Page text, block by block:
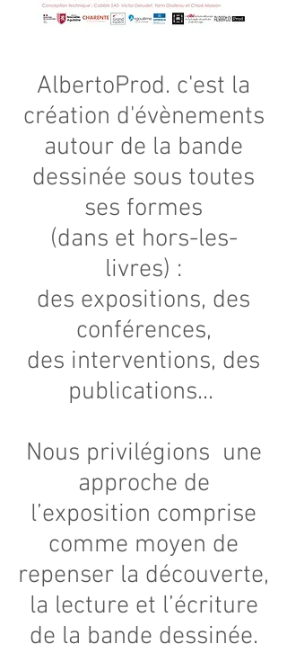
AlbertoProd. c'est la
création d'évènements
autour de la bande
dessinée sous toutes
ses formes
(dans et hors-les-
livres) :
des expositions, des
conférences,
des interventions, des
publications...
Nous privilégions une
approche de
l’exposition comprise
comme moyen de
repenser la découverte,
la lecture et l’écriture
de la bande dessinée.